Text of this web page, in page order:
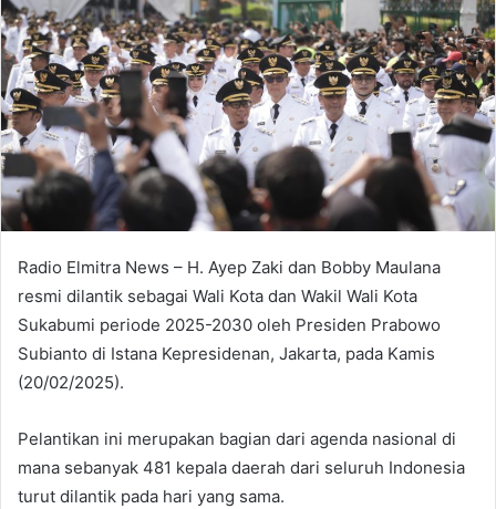
Radio Elmitra News – H. Ayep Zaki dan Bobby Maulana
resmi dilantik sebagai Wali Kota dan Wakil Wali Kota
Sukabumi periode 2025-2030 oleh Presiden Prabowo
Subianto di Istana Kepresidenan, Jakarta, pada Kamis
(20/02/2025).
Pelantikan ini merupakan bagian dari agenda nasional di
mana sebanyak 481 kepala daerah dari seluruh Indonesia
turut dilantik pada hari yang sama.